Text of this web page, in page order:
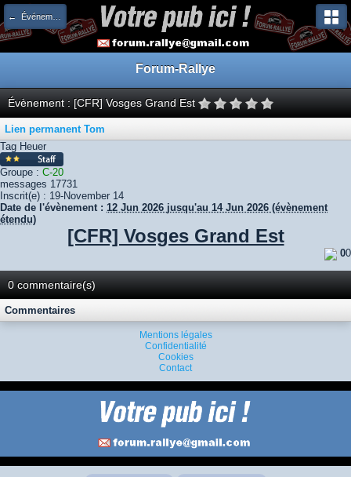
← Événements à venir
Forum-Rallye
Évènement : [CFR] Vosges Grand Est
Lien permanent Tom
Tag Heuer
Groupe : C-20
messages 17731
Inscrit(e) : 19-November 14
Date de l'évènement : 12 Jun 2026 jusqu'au 14 Jun 2026 (évènement
étendu)
[CFR] Vosges Grand Est
0
0
0 commentaire(s)
Commentaires
Mentions légales
Confidentialité
Cookies
Contact